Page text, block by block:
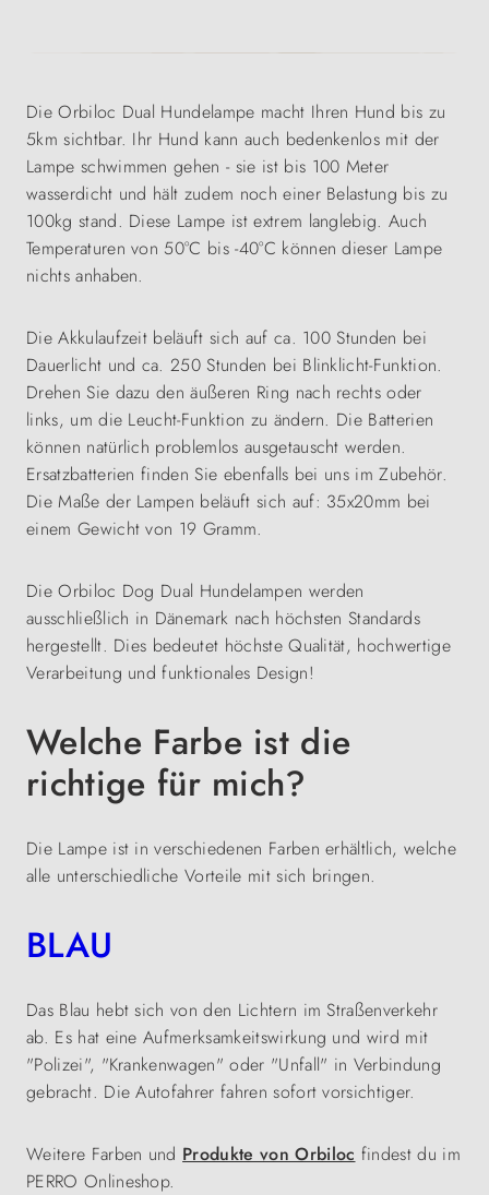
Die Orbiloc Dual Hundelampe macht Ihren Hund bis zu
5km sichtbar. Ihr Hund kann auch bedenkenlos mit der
Lampe schwimmen gehen - sie ist bis 100 Meter
wasserdicht und hält zudem noch einer Belastung bis zu
100kg stand. Diese Lampe ist extrem langlebig. Auch
Temperaturen von 50°C bis -40°C können dieser Lampe
nichts anhaben.
Die Akkulaufzeit beläuft sich auf ca. 100 Stunden bei
Dauerlicht und ca. 250 Stunden bei Blinklicht-Funktion.
Drehen Sie dazu den äußeren Ring nach rechts oder
links, um die Leucht-Funktion zu ändern. Die Batterien
können natürlich problemlos ausgetauscht werden.
Ersatzbatterien finden Sie ebenfalls bei uns im Zubehör.
Die Maße der Lampen beläuft sich auf: 35x20mm bei
einem Gewicht von 19 Gramm.
Die Orbiloc Dog Dual Hundelampen werden
ausschließlich in Dänemark nach höchsten Standards
hergestellt. Dies bedeutet höchste Qualität, hochwertige
Verarbeitung und funktionales Design!
Welche Farbe ist die
richtige für mich?
Die Lampe ist in verschiedenen Farben erhältlich, welche
alle unterschiedliche Vorteile mit sich bringen.
BLAU
Das Blau hebt sich von den Lichtern im Straßenverkehr
ab. Es hat eine Aufmerksamkeitswirkung und wird mit
"Polizei", "Krankenwagen" oder "Unfall" in Verbindung
gebracht. Die Autofahrer fahren sofort vorsichtiger.
Weitere Farben und Produkte von Orbiloc findest du im
PERRO Onlineshop.